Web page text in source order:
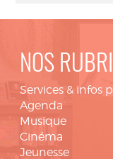
NOS
Services & infos
Agenda
Musique
Cinéma
Jeunesse